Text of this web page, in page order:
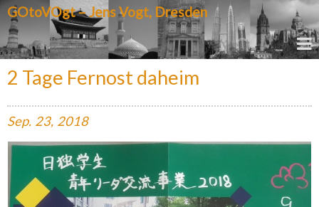
GOtoVOgt – Jens Vogt, Dresden
2 Tage Fernost daheim
Sep. 23, 2018